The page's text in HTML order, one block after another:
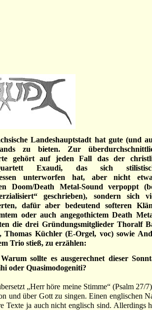
Landeshauptstadt hat gute (und
zu bieten. Zur
gehört auf jeden Fall das der
Exaudi, das sich
unterworfen hat, aber nicht
Doom/Death Metal-Sound verpoppt
geschrieben), sondern sich
dafür aber bedeutend softeren
oder auch angegothictem Death
die drei Gründungsmitglieder Thoralf
Thomas Küchler (E-Orgel, voc) sowie
Trio stieß, zu erzählen:
sollte es ausgerechnet dieser
oder Quasimodogeniti?
„Herr höre meine Stimme“ (Psalm 27/
und über Gott zu singen. Einen englischen
Texte ja auch nicht englisch sind. Allerdings